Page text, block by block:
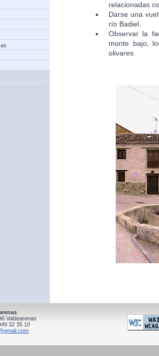
relacionadas
Darse una
río Badiel.
Observar la
monte bajo,
olivares.
Valdearenas
32 35 10